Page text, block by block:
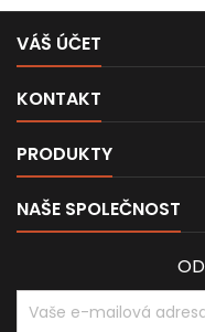
VÁŠ ÚČET
KONTAKT
PRODUKTY
NAŠE SPOLEČNOST